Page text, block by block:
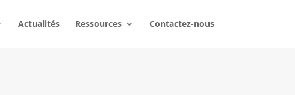
Actualités Ressources Contactez-nous